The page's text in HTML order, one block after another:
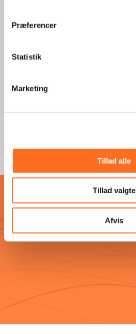
Præferencer
Statistik
Marketing
Tillad alle
Tillad valgte
Afvis